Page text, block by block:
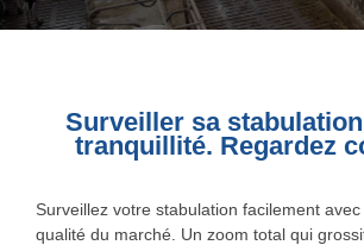
Surveiller sa
tranquillité. Regardez
Surveillez votre stabulation facilement
qualité du marché. Un zoom total qui